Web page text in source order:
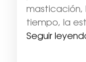
masticación,
tiempo, la
Seguir